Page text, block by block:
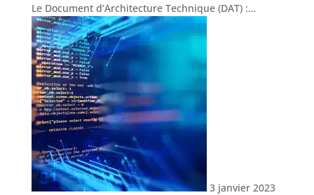
Le Document d’Architecture Technique (DAT) :…
3 janvier 2023